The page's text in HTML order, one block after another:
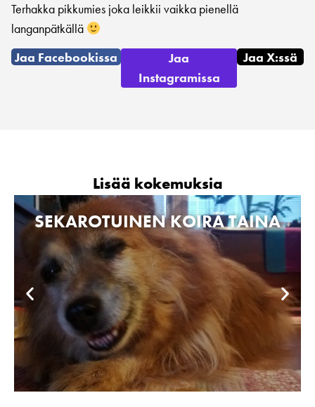
Terhakka pikkumies joka leikkii vaikka pienellä
langanpätkällä
Jaa Facebookissa
Jaa
Instagramissa
Jaa X:ssä
Lisää kokemuksia
SEKAROTUINEN KOIRA TAINA